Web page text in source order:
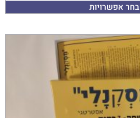
בחר אפשרויות